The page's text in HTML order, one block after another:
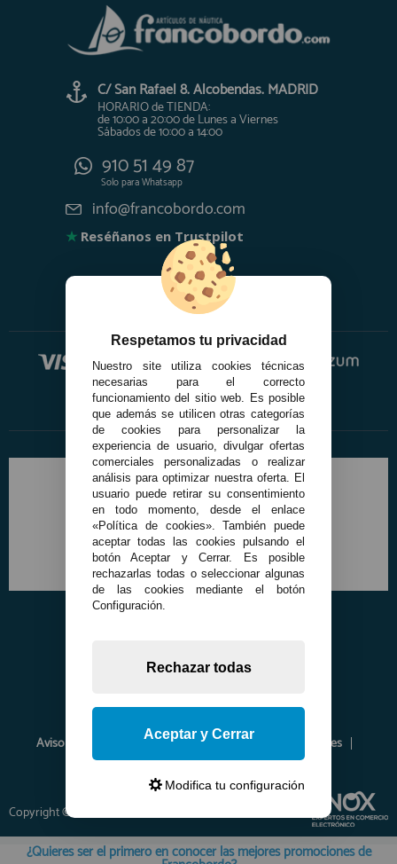
C/ San Rafael 8. Alcobendas. MADRID
HORARIO de TIENDA:
de 10:00 a 20:00 de Lunes a Viernes
Sábados de 10:00 a 14:00
910 51 49 87
Solo paraWhatsapp
info@francobordo.com
★ Reséñanos en Trustpilot
Aviso Legal Política de Privacidad
Política de Cookies
Envíos y Devoluciones
Opiniones
Copyright © 2026 www.francobordo.com
Respetamos tu privacidad
Nuestro site utiliza cookies técnicas
necesarias para el correcto
funcionamiento del sitio web. Es posible
que además se utilicen otras categorías
de cookies para personalizar la
experiencia de usuario, divulgar ofertas
comerciales personalizadas o realizar
análisis para optimizar nuestra oferta. El
usuario puede retirar su consentimiento
en todo momento, desde el enlace
«Política de cookies». También puede
aceptar todas las cookies pulsando el
botón Aceptar y Cerrar. Es posible
rechazarlas todas o seleccionar algunas
de las cookies mediante el botón
Configuración.
Rechazar todas
Aceptar y Cerrar
Modifica tu configuración
¿Quieres ser el primero en conocer las mejores promociones de